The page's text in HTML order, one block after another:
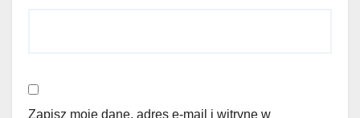
Zapisz moje dane, adres e-mail i witrynę w